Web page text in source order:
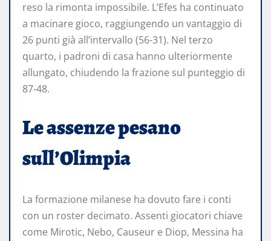
reso la rimonta impossibile. L’Efes ha continuato
a macinare gioco, raggiungendo un vantaggio di
26 punti già all’intervallo (56-31). Nel terzo
quarto, i padroni di casa hanno ulteriormente
allungato, chiudendo la frazione sul punteggio di
87-48.
Le assenze pesano
sull’Olimpia
La formazione milanese ha dovuto fare i conti
con un roster decimato. Assenti giocatori chiave
come Mirotic, Nebo, Causeur e Diop, Messina ha